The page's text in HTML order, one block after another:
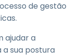
de gestão
ajudar a
sua postura